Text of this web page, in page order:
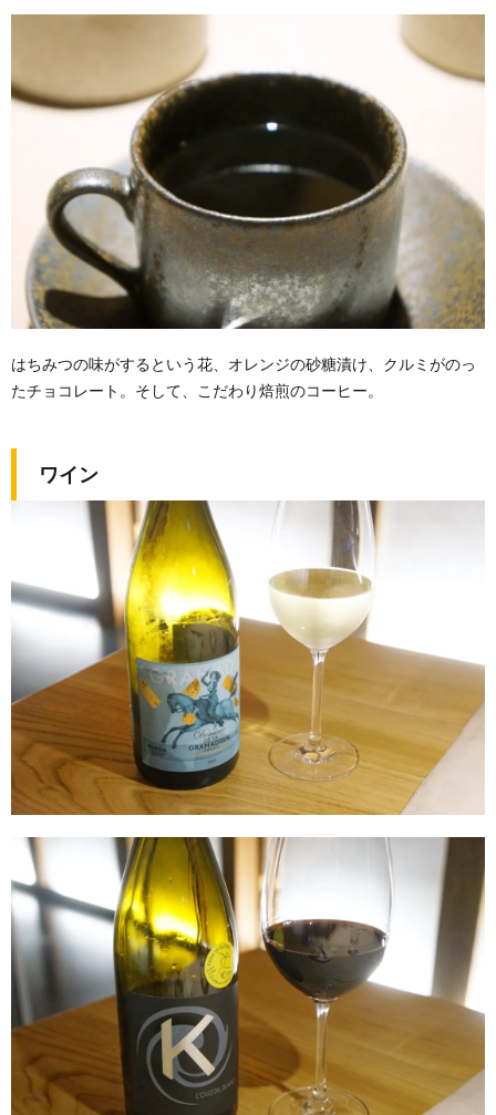
はちみつの味がするという花、オレンジの砂糖漬け、クルミがのっ
たチョコレート。そして、こだわり焙煎のコーヒー。
ワイン